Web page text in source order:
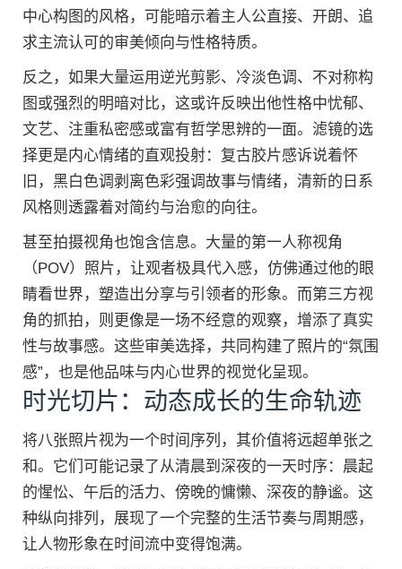
中心构图的风格，可能暗示着主人公直接、开朗、追
求主流认可的审美倾向与性格特质。
反之，如果大量运用逆光剪影、冷淡色调、不对称构
图或强烈的明暗对比，这或许反映出他性格中忧郁、
文艺、注重私密感或富有哲学思辨的一面。滤镜的选
择更是内心情绪的直观投射：复古胶片感诉说着怀
旧，黑白色调剥离色彩强调故事与情绪，清新的日系
风格则透露着对简约与治愈的向往。
甚至拍摄视角也饱含信息。大量的第一人称视角
（POV）照片，让观者极具代入感，仿佛通过他的眼
睛看世界，塑造出分享与引领者的形象。而第三方视
角的抓拍，则更像是一场不经意的观察，增添了真实
性与故事感。这些审美选择，共同构建了照片的“氛围
感”，也是他品味与内心世界的视觉化呈现。
时光切片：动态成长的生命轨迹
将八张照片视为一个时间序列，其价值将远超单张之
和。它们可能记录了从清晨到深夜的一天时序：晨起
的惺忪、午后的活力、傍晚的慵懒、深夜的静谧。这
种纵向排列，展现了一个完整的生活节奏与周期感，
让人物形象在时间流中变得饱满。